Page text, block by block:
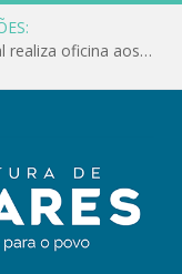
Conselho Municipal de Assistência Social realiza oficina aos servidores